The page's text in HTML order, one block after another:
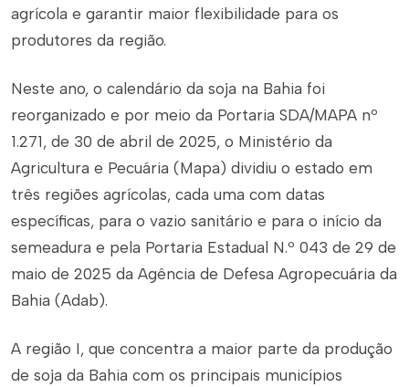
agrícola e garantir maior flexibilidade para os
produtores da região.
Neste ano, o calendário da soja na Bahia foi
reorganizado e por meio da Portaria SDA/MAPA nº
1.271, de 30 de abril de 2025, o Ministério da
Agricultura e Pecuária (Mapa) dividiu o estado em
três regiões agrícolas, cada uma com datas
específicas, para o vazio sanitário e para o início da
semeadura e pela Portaria Estadual N.º 043 de 29 de
maio de 2025 da Agência de Defesa Agropecuária da
Bahia (Adab).
A região I, que concentra a maior parte da produção
de soja da Bahia com os principais municípios